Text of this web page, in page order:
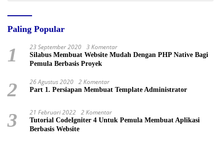
Paling Popular
1 23 September 2020 3 Komentar
Silabus Membuat Website Mudah Dengan PHP Native Bagi
Pemula Berbasis Proyek
2 26 Agustus 2020 2 Komentar
Part 1. Persiapan Membuat Template Administrator
3 21 Februari 2022 2 Komentar
Tutorial CodeIgniter 4 Untuk Pemula Membuat Aplikasi
Berbasis Website